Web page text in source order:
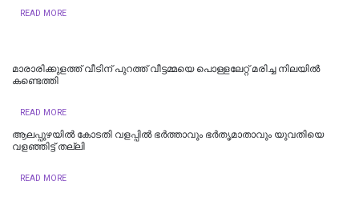
READ MORE
മാരാരിക്കുളത്ത് വീടിന് പുറത്ത് വീട്ടമ്മയെ പൊള്ളലേറ്റ് മരിച്ച നിലയിൽ
കണ്ടെത്തി
READ MORE
ആലപ്പുഴയില്‍ കോടതി വളപ്പിൽ ഭർത്താവും ഭർതൃമാതാവും യുവതിയെ
വളഞ്ഞിട്ട് തല്ലി
READ MORE